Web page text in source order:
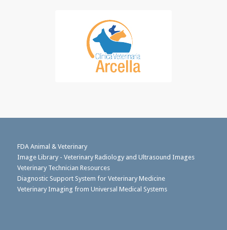
FDA Animal & Veterinary
Image Library - Veterinary Radiology and Ultrasound Images
Veterinary Technician Resources
Diagnostic Support System for Veterinary Medicine
Veterinary Imaging from Universal Medical Systems